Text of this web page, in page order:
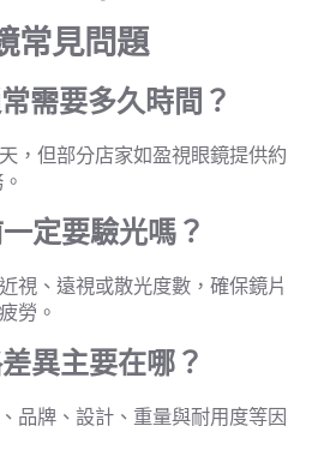
常見問題
需要多久時間？
，但部分店家如盈視眼鏡提供約
定要驗光嗎？
視、遠視或散光度數，確保鏡片
勞。
異主要在哪？
品牌、設計、重量與耐用度等因